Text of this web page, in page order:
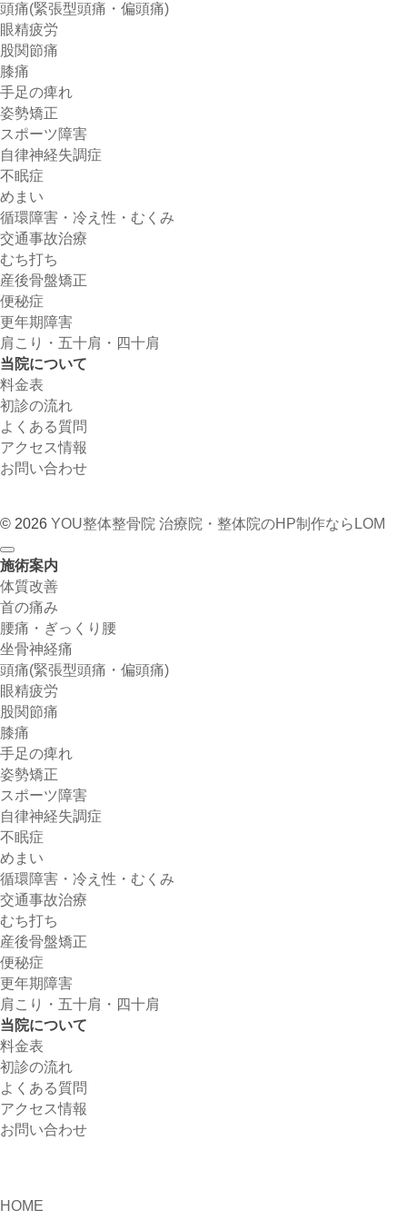
頭痛(緊張型頭痛・偏頭痛)
眼精疲労
股関節痛
膝痛
手足の痺れ
姿勢矯正
スポーツ障害
自律神経失調症
不眠症
めまい
循環障害・冷え性・むくみ
交通事故治療
むち打ち
産後骨盤矯正
便秘症
更年期障害
肩こり・五十肩・四十肩
当院について
料金表
初診の流れ
よくある質問
アクセス情報
お問い合わせ
© 2026 YOU整体整骨院 治療院・整体院のHP制作ならLOM
施術案内
体質改善
首の痛み
腰痛・ぎっくり腰
坐骨神経痛
頭痛(緊張型頭痛・偏頭痛)
眼精疲労
股関節痛
膝痛
手足の痺れ
姿勢矯正
スポーツ障害
自律神経失調症
不眠症
めまい
循環障害・冷え性・むくみ
交通事故治療
むち打ち
産後骨盤矯正
便秘症
更年期障害
肩こり・五十肩・四十肩
当院について
料金表
初診の流れ
よくある質問
アクセス情報
お問い合わせ
HOME